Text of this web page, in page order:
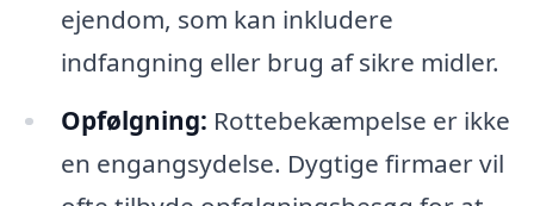
ejendom, som kan inkludere
indfangning eller brug af sikre midler.
Opfølgning: Rottebekæmpelse er ikke
en engangsydelse. Dygtige firmaer vil